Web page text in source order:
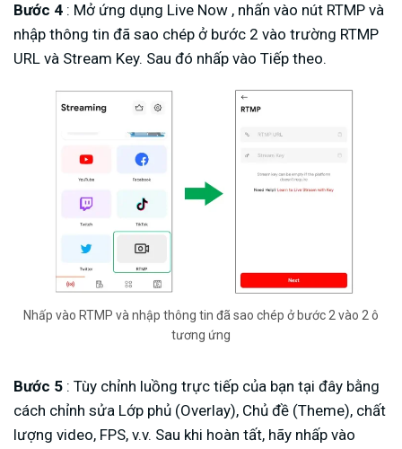
Bước 4 : Mở ứng dụng Live Now , nhấn vào nút RTMP và
nhập thông tin đã sao chép ở bước 2 vào trường RTMP
URL và Stream Key. Sau đó nhấp vào Tiếp theo.
Nhấp vào RTMP và nhập thông tin đã sao chép ở bước 2 vào 2 ô
tương ứng
Bước 5 : Tùy chỉnh luồng trực tiếp của bạn tại đây bằng
cách chỉnh sửa Lớp phủ (Overlay), Chủ đề (Theme), chất
lượng video, FPS, v.v. Sau khi hoàn tất, hãy nhấp vào